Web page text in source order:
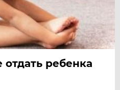
отдать ребенка